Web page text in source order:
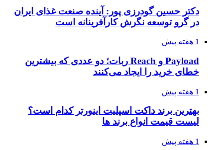
دکتر حسین گودرزی پور: آینده صنعت غذای ایران
در گرو توسعه نگرش کارآفرینانه است
1 هفته پیش
Payload و Reach ربات؛ دو عددی که بیشترین
خطای خرید را ایجاد می‌کنند
1 هفته پیش
بهترین برند داکت اسپلیت اینورتر کدام است؟
لیست قیمت انواع برند ها
1 هفته پیش